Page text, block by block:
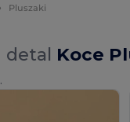
Pluszaki
detal Koce